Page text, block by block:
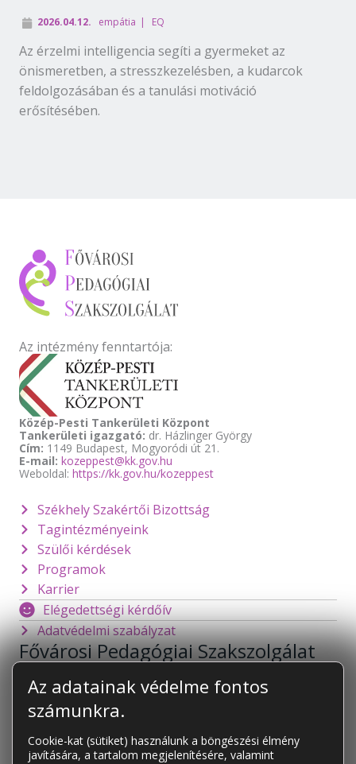
2026.04.12. empátia EQ
Az érzelmi intelligencia segíti a gyermeket az
önismeretben, a stresszkezelésben, a kudarcok
feldolgozásában és a tanulási motiváció
erősítésében.
Az intézmény fenntartója:
Közép-Pesti Tankerületi Központ
Tankerületi igazgató: dr. Házlinger György
Cím: 1149 Budapest, Mogyoródi út 21.
E-mail: kozeppest@kk.gov.hu
Weboldal: https://kk.gov.hu/kozeppest
Székhely Szakértői Bizottság
Tagintézményeink
Szülői kérdések
Programok
Karrier
Elégedettségi kérdőív
Adatvédelmi szabályzat
Fővárosi Pedagógiai Szakszolgálat
1141 Budapest
Mogyoródi út 128.
foigazgato@fpsz.net
KAPCSOLAT
Az adatainak védelme fontos
számunkra.
Cookie-kat (sütiket) használunk a böngészési élmény
javítására, a tartalom megjelenítésére, valamint